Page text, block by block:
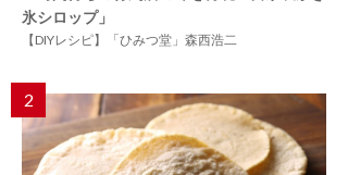
氷シロップ」
【DIYレシピ】「ひみつ堂」森西浩二
2